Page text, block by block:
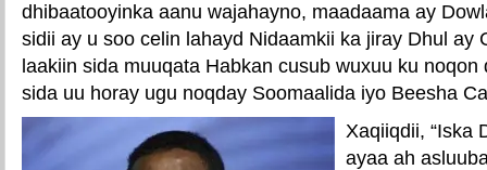
dhibaatooyinka aanu wajahayno, maadaama ay
sidii ay u soo celin lahayd Nidaamkii ka jiray Dhul ay
laakiin sida muuqata Habkan cusub wuxuu ku
sida uu horay ugu noqday Soomaalida iyo Beesha
Xaqiiqdii, “Iska
ayaa ah